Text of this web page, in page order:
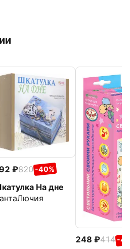
820 -40%
На дне
248 414 -